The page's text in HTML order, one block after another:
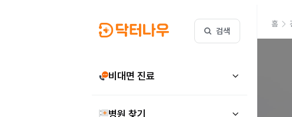
검색
비대면 진료
병원 찾기
홈